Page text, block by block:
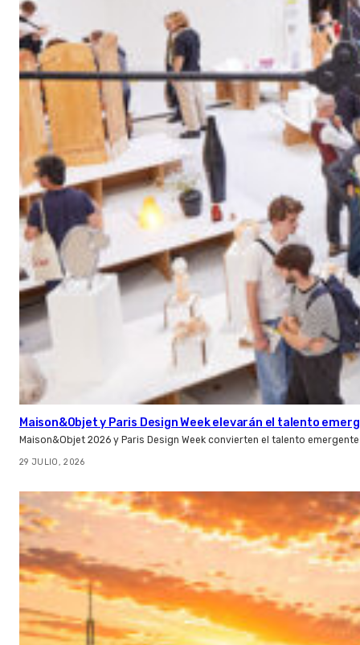
Maison&Objet y Paris Design Week elevarán el talento
Maison&Objet 2026 y Paris Design Week convierten el talento
29 JULIO, 2026